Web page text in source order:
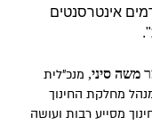
אינטרסנטים
משה סיני, מנכ"לית
מחלקת החינוך
מסייע רבות ועושה